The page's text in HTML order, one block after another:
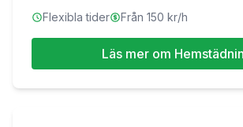
Flexibla tider Från 150 kr/h
Läs mer om